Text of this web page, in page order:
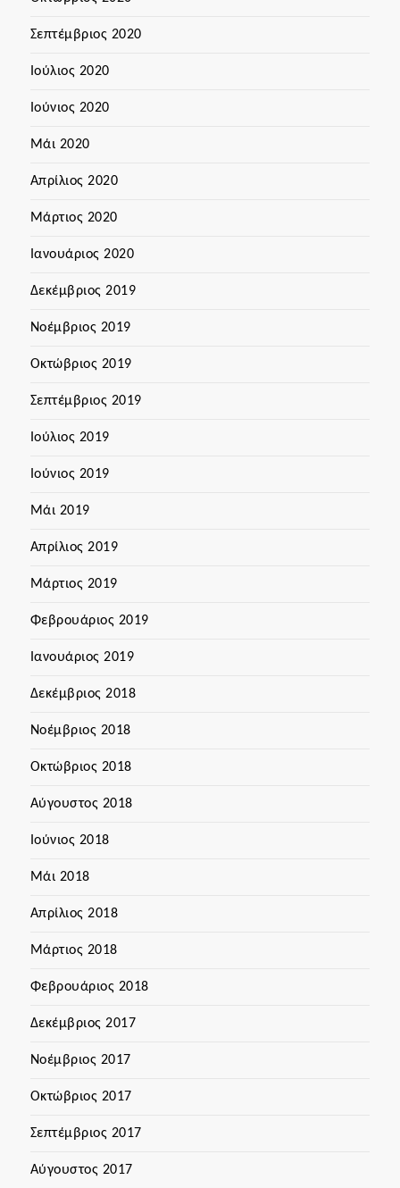
Σεπτέμβριος 2020
Ιούλιος 2020
Ιούνιος 2020
Μάι 2020
Απρίλιος 2020
Μάρτιος 2020
Ιανουάριος 2020
Δεκέμβριος 2019
Νοέμβριος 2019
Οκτώβριος 2019
Σεπτέμβριος 2019
Ιούλιος 2019
Ιούνιος 2019
Μάι 2019
Απρίλιος 2019
Μάρτιος 2019
Φεβρουάριος 2019
Ιανουάριος 2019
Δεκέμβριος 2018
Νοέμβριος 2018
Οκτώβριος 2018
Αύγουστος 2018
Ιούνιος 2018
Μάι 2018
Απρίλιος 2018
Μάρτιος 2018
Φεβρουάριος 2018
Δεκέμβριος 2017
Νοέμβριος 2017
Οκτώβριος 2017
Σεπτέμβριος 2017
Αύγουστος 2017